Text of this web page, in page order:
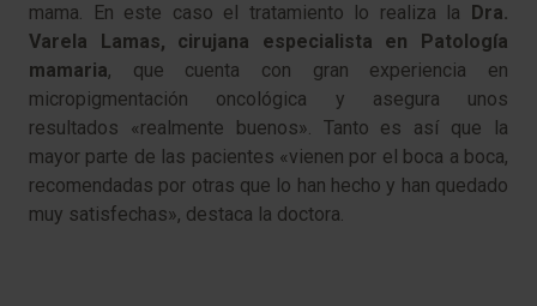
mama. En este caso el tratamiento lo realiza la
Dra.
Varela Lamas, cirujana especialista en Patología
mamaria, que cuenta con gran experiencia en
micropigmentación oncológica y asegura unos
resultados «realmente buenos». Tanto es así que la
mayor parte de las pacientes «vienen por el boca a boca,
recomendadas por otras que lo han hecho y han quedado
muy satisfechas», destaca la doctora.